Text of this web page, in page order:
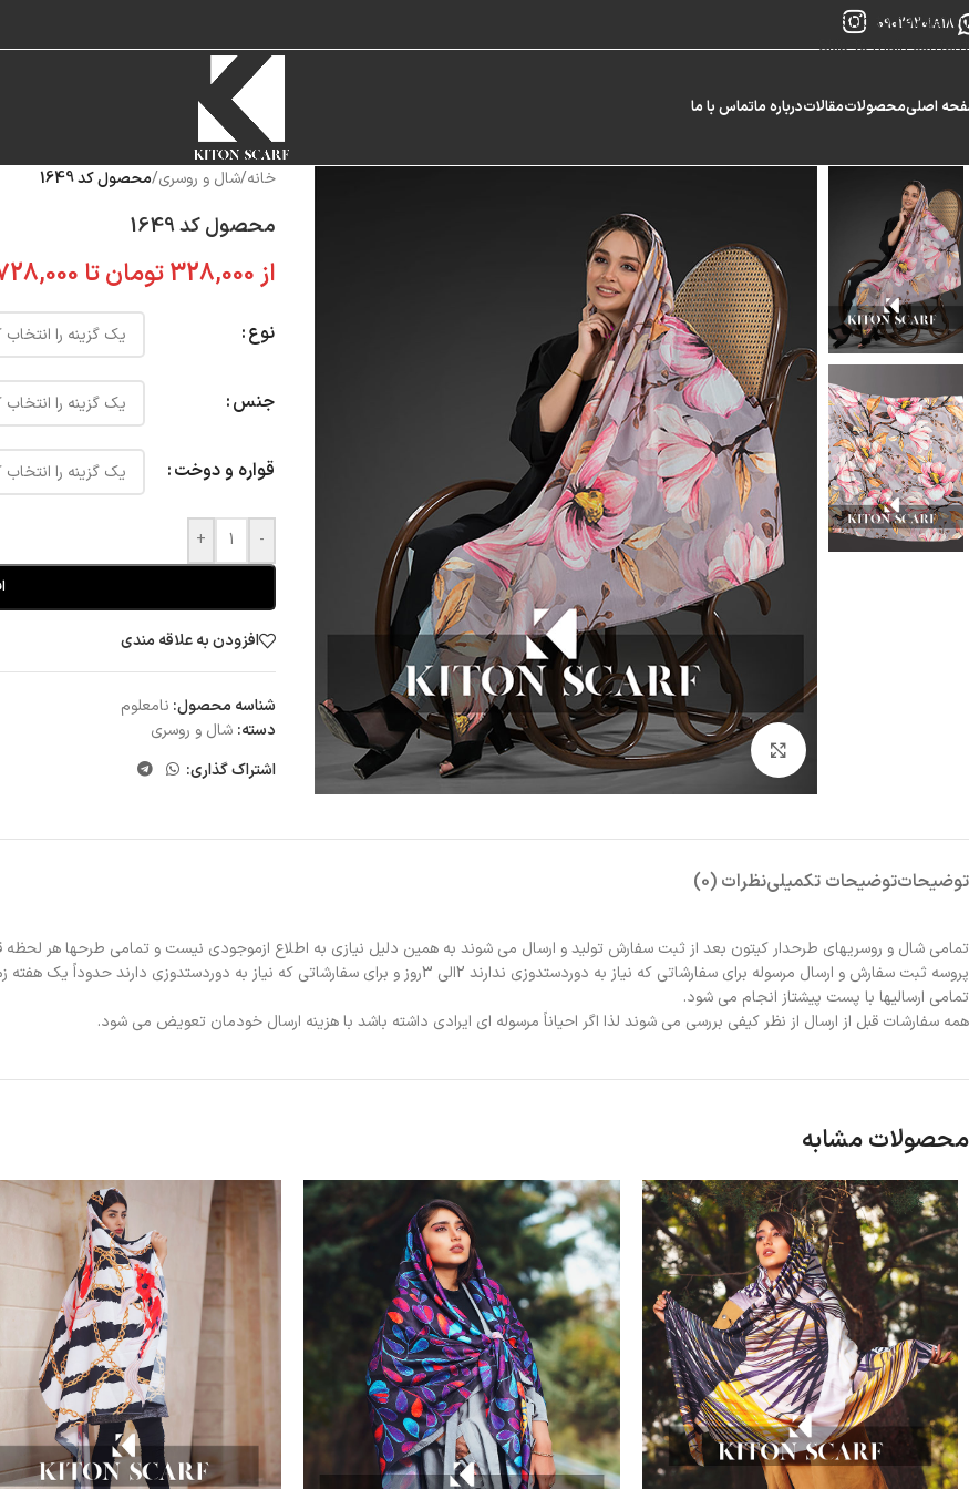
Skip to navigation
Skip to main content
09029201818
اصلیمحصولاتمقالاتدرباره ماتماس با ما
بزرگنمایی تصویر
خانه/شال و روسری/محصول کد 1649
محصول کد 1649
از328,000تومانتا
نوع
جنس
قواره و دوخت
-
+
افزودن به علاقه مندی
شناسه محصول: نامعلوم
دسته: شال و روسری
اشتراک گذاری:
توضیحاتتوضیحات تکمیلینظرات (0)
تمامی شال و روسریهای طرحدار کیتون بعد از ثبت سفارش تولید و ارسال می شوند به همین دلیل نیازی به اطلاع ازموجودی نیست و تمامی طرحها هر
پروسه ثبت سفارش و ارسال مرسوله برای سفارشاتی که نیاز به دوردستدوزی ندارند 2الی 3روز و برای سفارشاتی که نیاز به دوردستدوزی دارند حدوداً یک هفته زمانبر خواهد بود.
تمامی ارسالیها با پست پیشتاز انجام می شود.
همه سفارشات قبل از ارسال از نظر کیفی بررسی می شوند لذا اگر احیاناً مرسوله ای ایرادی داشته باشد با هزینه ارسال خودمان تعویض می شود.
محصولات مشابه